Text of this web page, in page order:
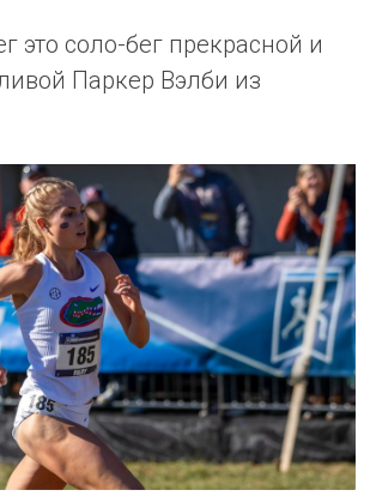
это соло-бег прекрасной и
Паркер Вэлби из